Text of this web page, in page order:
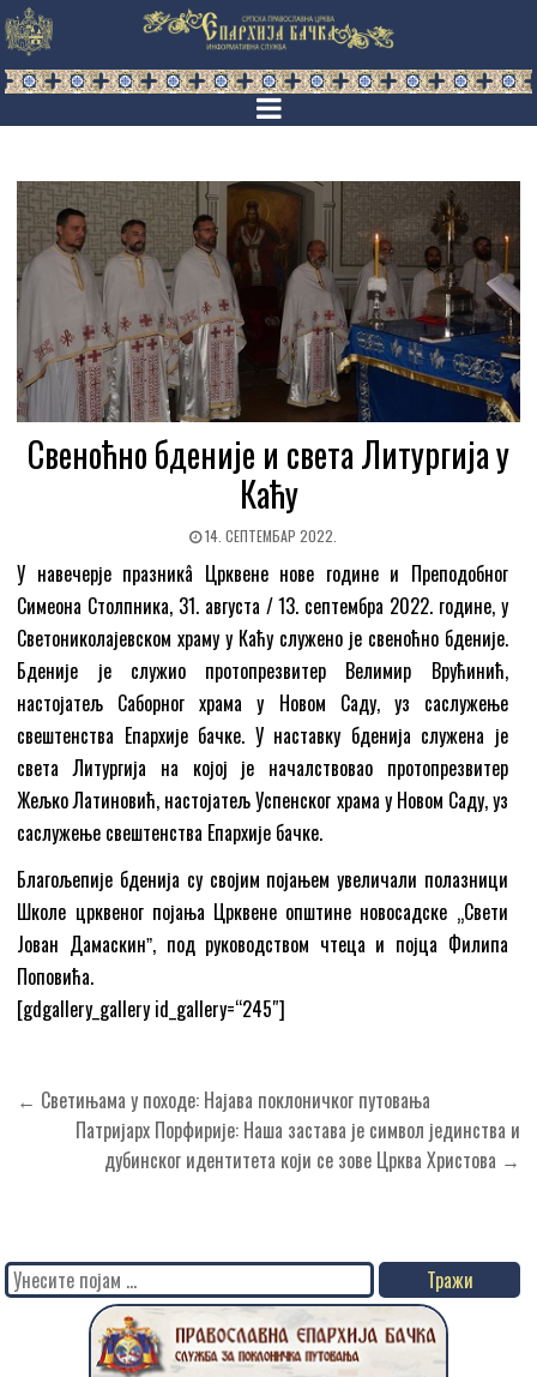
Свеноћно бденије и света Литургија у
Каћу
14. СЕПТЕМБАР 2022.
У навечерје празникâ Црквене нове године и Преподобног
Симеона Столпника, 31. августа / 13. септембра 2022. године, у
Светониколајевском храму у Каћу служено је свеноћно бденије.
Бденије је служио протопрезвитер Велимир Врућинић,
настојатељ Саборног храма у Новом Саду, уз саслужење
свештенства Епархије бачке. У наставку бденија служена је
света Литургија на којој је началствовао протопрезвитер
Жељко Латиновић, настојатељ Успенског храма у Новом Саду, уз
саслужење свештенства Епархије бачке.
Благољепије бденија су својим појањем увеличали полазници
Школе црквеног појања Црквене општине новосадске „Свети
Јован Дамаскинˮ, под руководством чтеца и појца Филипа
Поповића.
[gdgallery_gallery id_gallery=“245″]
Кретање
чланка
← Светињама у походе: Најава поклоничког путовања
Патријарх Порфирије: Наша застава је символ јединства и
дубинског идентитета који се зове Црква Христова →
Search
for: